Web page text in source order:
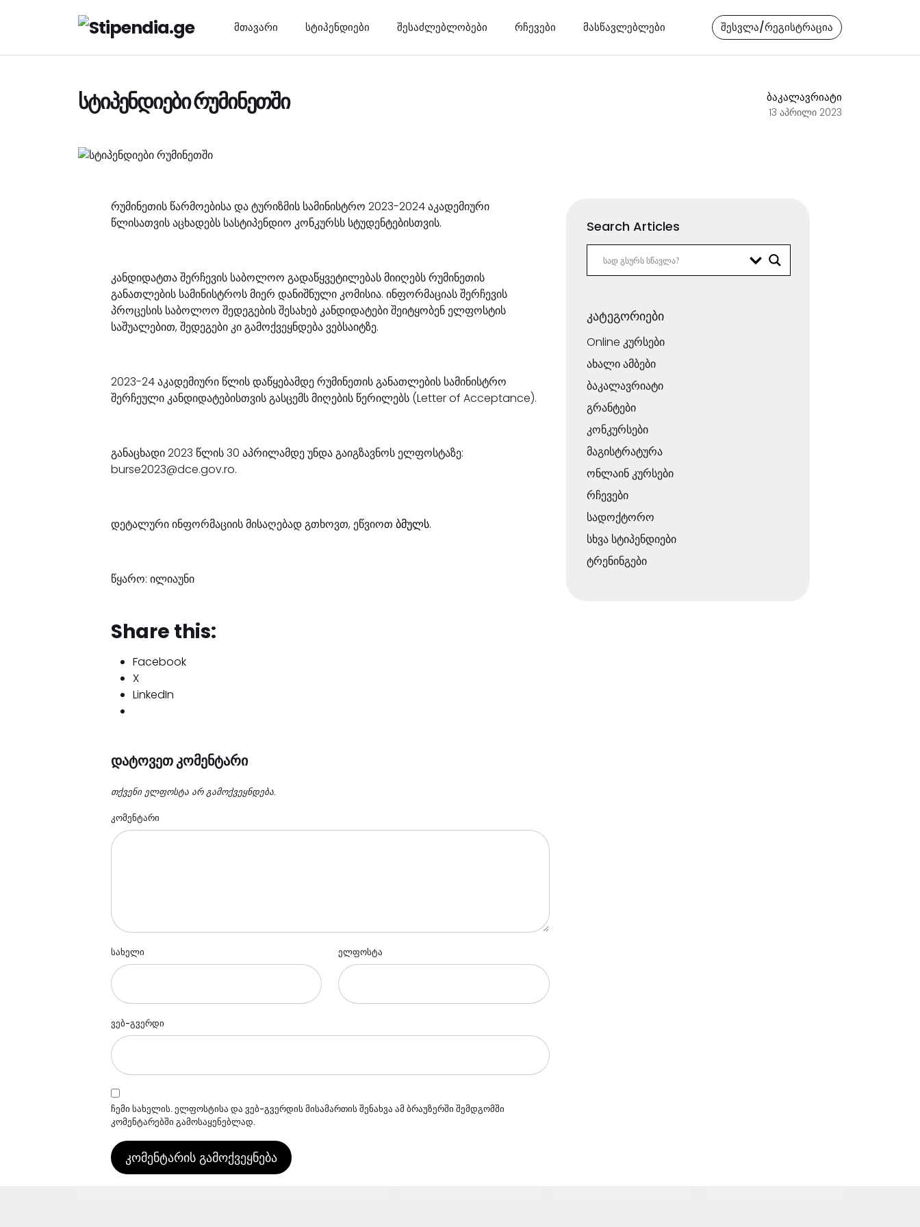
მთავარი სტიპენდიები შესაძლებლობები რჩევები მასწავლებლები შესვლა/რეგისტრაცია
სტიპენდიები რუმინეთში ბაკალავრიატი
13 აპრილი 2023
რუმინეთის წარმოებისა და ტურიზმის სამინისტრო 2023-2024 აკადემიური
წლისათვის აცხადებს სასტიპენდიო კონკურსს სტუდენტებისთვის.
კანდიდატთა შერჩევის საბოლოო გადაწყვეტილებას მიიღებს რუმინეთის
განათლების სამინისტროს მიერ დანიშნული კომისია. ინფორმაციას შერჩევის
პროცესის საბოლოო შედეგების შესახებ კანდიდატები შეიტყობენ ელფოსტის
საშუალებით, შედეგები კი გამოქვეყნდება ვებსაიტზე.
2023-24 აკადემიური წლის დაწყებამდე რუმინეთის განათლების სამინისტრო
შერჩეული კანდიდატებისთვის გასცემს მიღების წერილებს (Letter of Acceptance).
განაცხადი 2023 წლის 30 აპრილამდე უნდა გაიგზავნოს ელფოსტაზე:
burse2023@dce.gov.ro.
დეტალური ინფორმაციის მისაღებად გთხოვთ, ეწვიოთ ბმულს.
წყარო: ილიაუნი
Share this:
Facebook
X
LinkedIn
დატოვეთ კომენტარი
თქვენი ელფოსტა არ გამოქვეყნდება.
კომენტარი
სახელი ელფოსტა
ვებ-გვერდი
ჩემი სახელის. ელფოსტისა და ვებ-გვერდის მისამართის შენახვა ამ ბრაუზერში შემდგომში
კომენტარებში გამოსაყენებლად.
Search Articles
კატეგორიები
Online კურსები
ახალი ამბები
ბაკალავრიატი
გრანტები
კონკურსები
მაგისტრატურა
ონლაინ კურსები
რჩევები
სადოქტორო
სხვა სტიპენდიები
ტრენინგები